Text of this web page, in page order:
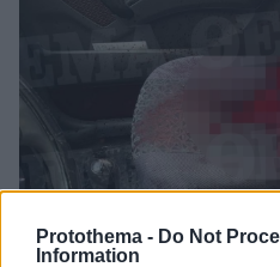
Protothema - Do Not
Information